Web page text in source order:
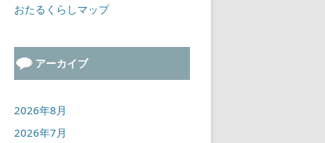
おたるくらしマップ
アーカイブ
2026年8月
2026年7月